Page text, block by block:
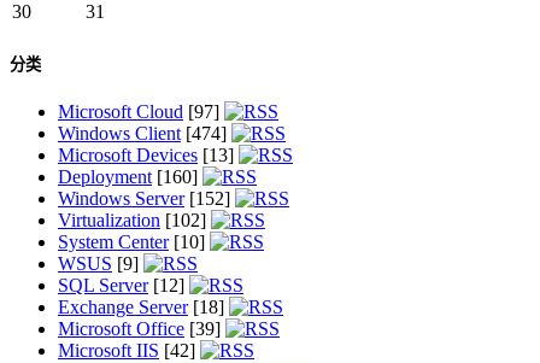
30
31
分类
Microsoft Cloud [97]
Windows Client[474]
Microsoft Devices [13]
Deployment[160]
Windows Server[152]
Virtualization [102]
System Center[10]
WSUS [9]
SQL Server[12]
Exchange Server[18]
Microsoft Office [39]
Microsoft IIS [42]